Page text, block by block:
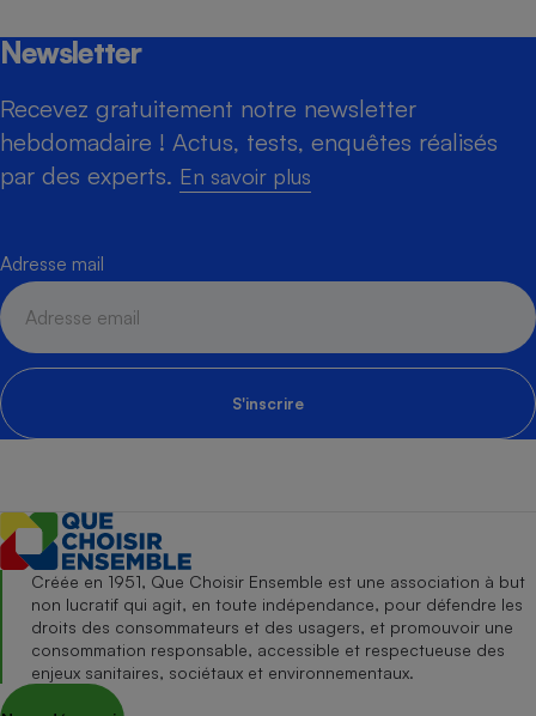
Newsletter
Recevez gratuitement notre newsletter
hebdomadaire ! Actus, tests, enquêtes réalisés
par des experts. En savoir plus
Adresse mail
S'inscrire
Créée en 1951, Que Choisir Ensemble est une association à but
non lucratif qui agit, en toute indépendance, pour défendre les
droits des consommateurs et des usagers, et promouvoir une
consommation responsable, accessible et respectueuse des
enjeux sanitaires, sociétaux et environnementaux.